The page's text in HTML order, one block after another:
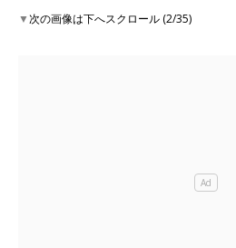
▼次の画像は下へスクロール (2/35)